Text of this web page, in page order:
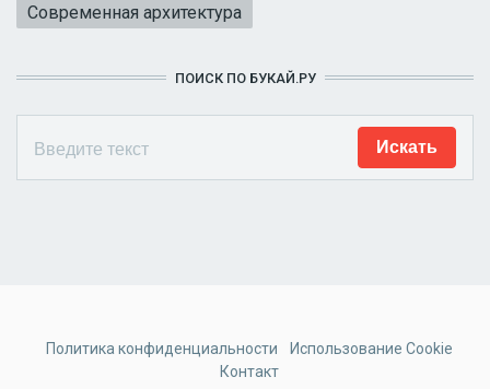
Современная архитектура
ПОИСК ПО БУКАЙ.РУ
Политика конфиденциальности
Использование Cookie
Контакт